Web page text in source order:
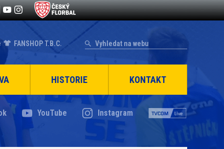
FANSHOP T.B.C.
HISTORIE KONTAKT
YouTube Instagram